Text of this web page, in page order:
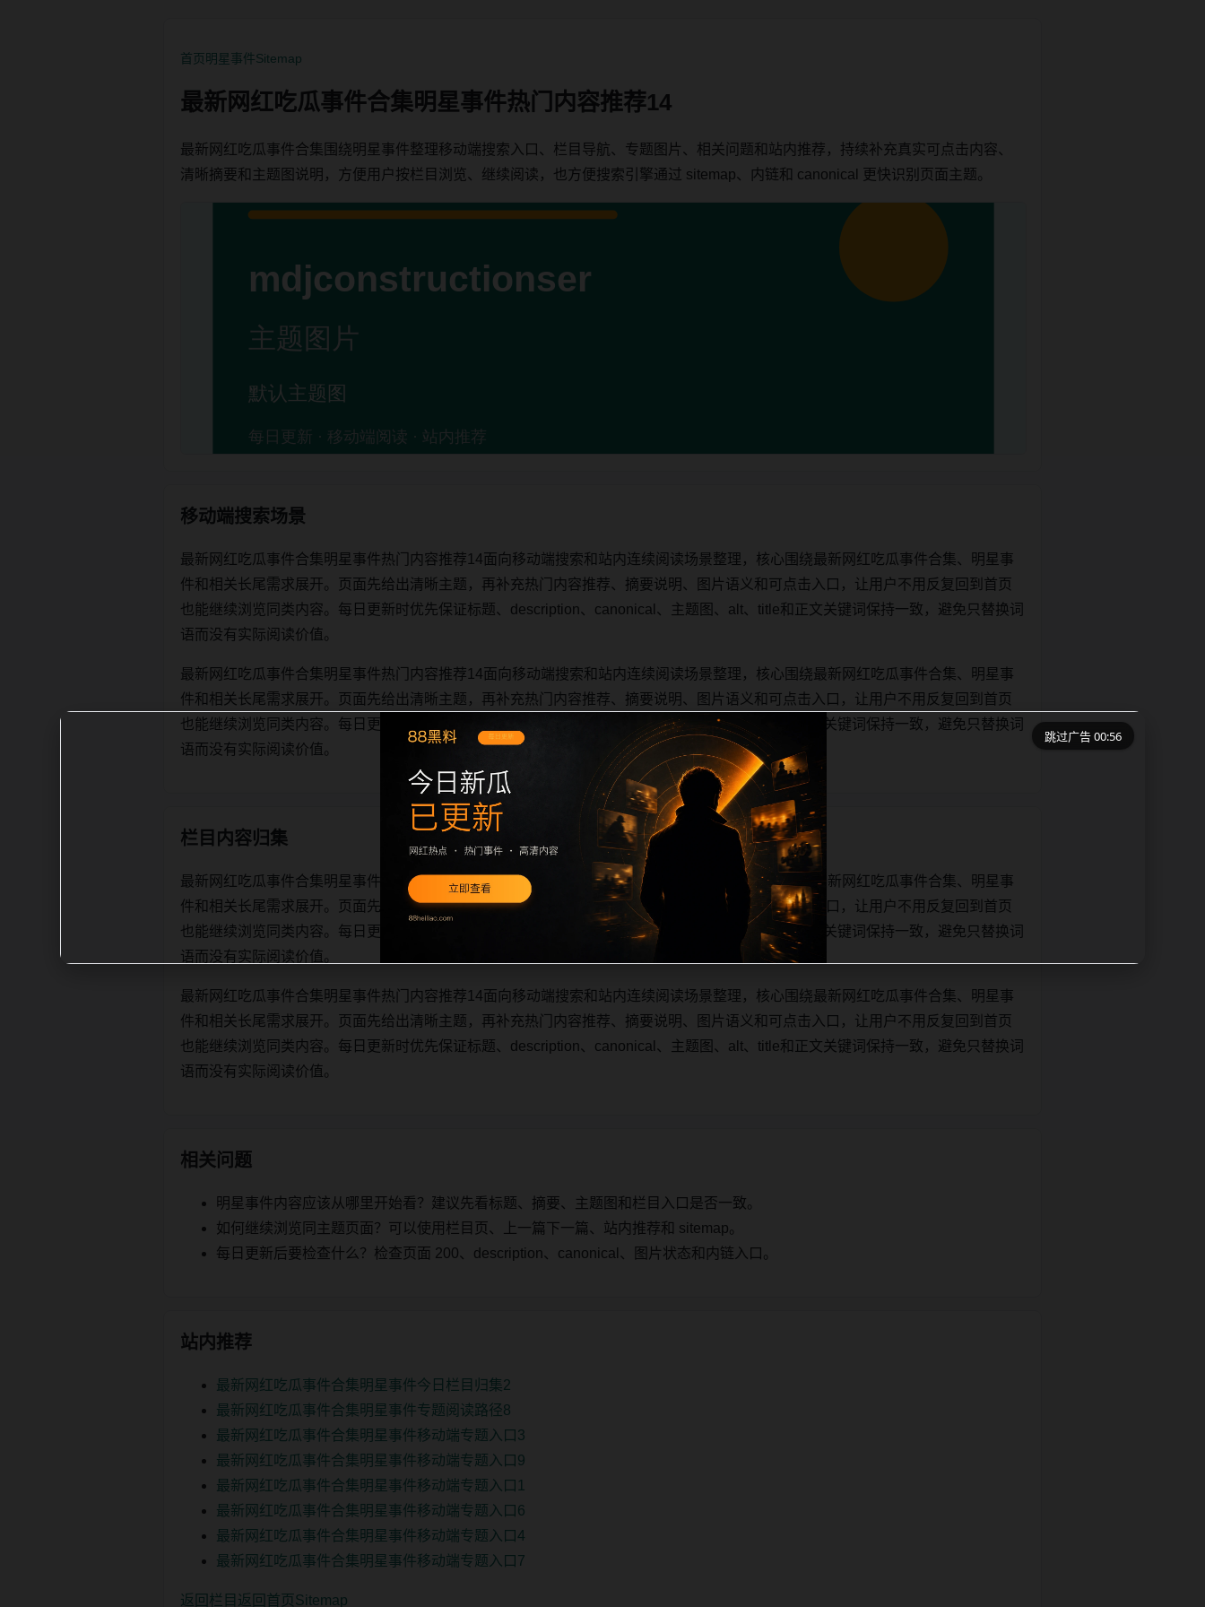
首页明星事件Sitemap
最新网红吃瓜事件合集明星事件热门内容推荐14
最新网红吃瓜事件合集围绕明星事件整理移动端搜索入口、栏目导航、专题图片、相关问题和站内推荐，持续补充真实可点击内容、
清晰摘要和主题图说明，方便用户按栏目浏览、继续阅读，也方便搜索引擎通过 sitemap、内链和 canonical 更快识别页面主题。
移动端搜索场景
最新网红吃瓜事件合集明星事件热门内容推荐14面向移动端搜索和站内连续阅读场景整理，核心围绕最新网红吃瓜事件合集、明星事
件和相关长尾需求展开。页面先给出清晰主题，再补充热门内容推荐、摘要说明、图片语义和可点击入口，让用户不用反复回到首页
也能继续浏览同类内容。每日更新时优先保证标题、description、canonical、主题图、alt、title和正文关键词保持一致，避免只替换词
语而没有实际阅读价值。
最新网红吃瓜事件合集明星事件热门内容推荐14面向移动端搜索和站内连续阅读场景整理，核心围绕最新网红吃瓜事件合集、明星事
件和相关长尾需求展开。页面先给出清晰主题，再补充热门内容推荐、摘要说明、图片语义和可点击入口，让用户不用反复回到首页
也能继续浏览同类内容。每日更新时优先保证标题、description、canonical、主题图、alt、title和正文关键词保持一致，避免只替换词
语而没有实际阅读价值。
栏目内容归集
最新网红吃瓜事件合集明星事件热门内容推荐14面向移动端搜索和站内连续阅读场景整理，核心围绕最新网红吃瓜事件合集、明星事
件和相关长尾需求展开。页面先给出清晰主题，再补充热门内容推荐、摘要说明、图片语义和可点击入口，让用户不用反复回到首页
也能继续浏览同类内容。每日更新时优先保证标题、description、canonical、主题图、alt、title和正文关键词保持一致，避免只替换词
语而没有实际阅读价值。
最新网红吃瓜事件合集明星事件热门内容推荐14面向移动端搜索和站内连续阅读场景整理，核心围绕最新网红吃瓜事件合集、明星事
件和相关长尾需求展开。页面先给出清晰主题，再补充热门内容推荐、摘要说明、图片语义和可点击入口，让用户不用反复回到首页
也能继续浏览同类内容。每日更新时优先保证标题、description、canonical、主题图、alt、title和正文关键词保持一致，避免只替换词
语而没有实际阅读价值。
相关问题
明星事件内容应该从哪里开始看？建议先看标题、摘要、主题图和栏目入口是否一致。
如何继续浏览同主题页面？可以使用栏目页、上一篇下一篇、站内推荐和 sitemap。
每日更新后要检查什么？检查页面 200、description、canonical、图片状态和内链入口。
站内推荐
最新网红吃瓜事件合集明星事件今日栏目归集2
最新网红吃瓜事件合集明星事件专题阅读路径8
最新网红吃瓜事件合集明星事件移动端专题入口3
最新网红吃瓜事件合集明星事件移动端专题入口9
最新网红吃瓜事件合集明星事件移动端专题入口1
最新网红吃瓜事件合集明星事件移动端专题入口6
最新网红吃瓜事件合集明星事件移动端专题入口4
最新网红吃瓜事件合集明星事件移动端专题入口7
返回栏目 返回首页 Sitemap
跳过广告 00:56